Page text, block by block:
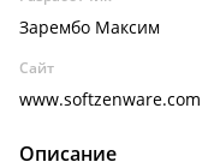
Зарембо Максим
Сайт
www.softzenware.com
Описание